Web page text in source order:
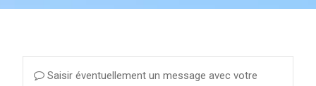
Saisir éventuellement un message avec votre